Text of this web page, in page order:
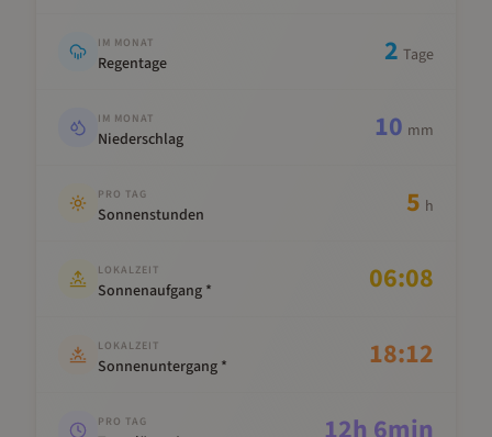
IM MONAT
Regentage 2 Tage
IM MONAT
Niederschlag 10 mm
PRO TAG
Sonnenstunden 5 h
LOKALZEIT
Sonnenaufgang * 06:08
LOKALZEIT
Sonnenuntergang * 18:12
PRO TAG